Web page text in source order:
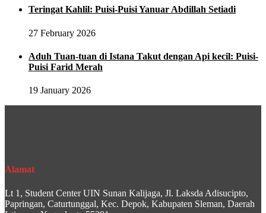
Teringat Kahlil: Puisi-Puisi Yanuar Abdillah Setiadi
27 February 2026
Aduh Tuan-tuan di Istana Takut dengan Api kecil: Puisi-
Puisi Farid Merah
19 January 2026
Alamat
Lt 1, Student Center UIN Sunan Kalijaga, Jl. Laksda Adisucipto,
Papringan, Caturtunggal, Kec. Depok, Kabupaten Sleman, Daerah